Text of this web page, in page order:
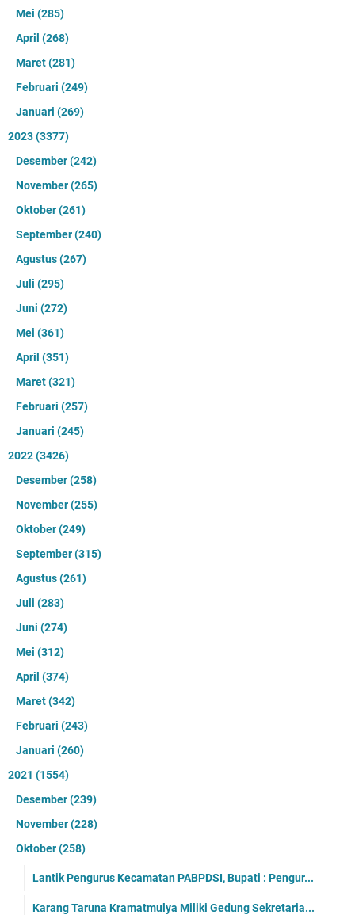
Mei (285)
April (268)
Maret(281)
Februari (249)
Januari (269)
2023(3377)
Desember(242)
November(265)
Oktober(261)
September(240)
Agustus(267)
Juli (295)
Juni (272)
Mei (361)
April (351)
Maret(321)
Februari (257)
Januari (245)
2022(3426)
Desember(258)
November(255)
Oktober(249)
September(315)
Agustus(261)
Juli (283)
Juni (274)
Mei (312)
April (374)
Maret(342)
Februari (243)
Januari (260)
2021 (1554)
Desember(239)
November(228)
Oktober(258)
Lantik Pengurus Kecamatan PABPDSI, Bupati : Pengur...
Karang Taruna Kramatmulya Miliki Gedung Sekretaria...